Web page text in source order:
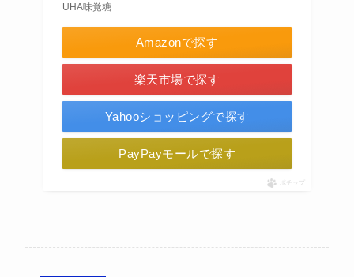
UHA味覚糖
Amazonで探す
楽天市場で探す
Yahooショッピングで探す
PayPayモールで探す
ポチップ